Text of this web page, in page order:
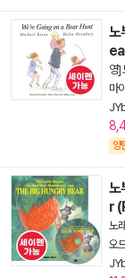
노
영]
마
양
노
r
노
오